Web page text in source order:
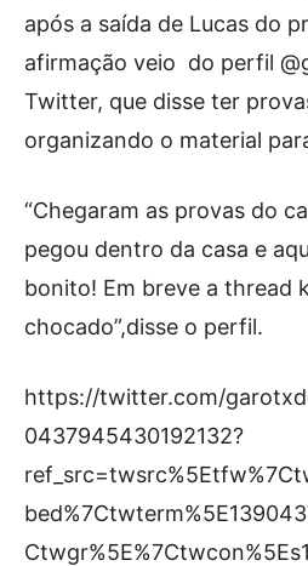
após a saída de Lucas do
afirmação veio do perfil
Twitter, que disse ter
organizando o material
“Chegaram as provas do
pegou dentro da casa e
bonito! Em breve a thread
chocado”,disse o perfil.
https://twitter.com/
0437945430192132?